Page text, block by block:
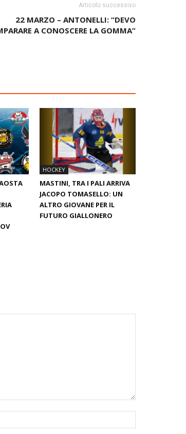
Articolo successivo
22 MARZO – ANTONELLI: “DEVO
A CONOSCERE LA GOMMA”
HOCKEY
MASTINI, TRA I PALI ARRIVA
JACOPO TOMASELLO: UN
ALTRO GIOVANE PER IL
FUTURO GIALLONERO